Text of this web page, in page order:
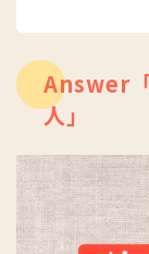
早矢公式サイト
早矢のYoutube
Answer
人」